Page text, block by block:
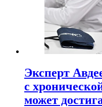
Эксперт
с
может